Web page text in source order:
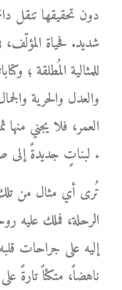
دون تحقيقها تنقل
شديد. فحياة
للمثالية المُطلقة ؛
والعدل والحرية
العمر، فلا يجني
لبناتٍ جديدةً إلى صروحه الخالدة .
تُرى أي مثال من
الرحلة، فملك عليه
إليه على جراحات
ناهضاً، متكئاً تارةً